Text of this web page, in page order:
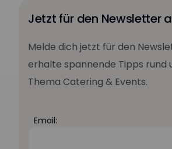
Jetzt für den Newsletter
Melde dich jetzt für den
erhalte spannende Tipps rund
Thema Catering & Events.
Email: